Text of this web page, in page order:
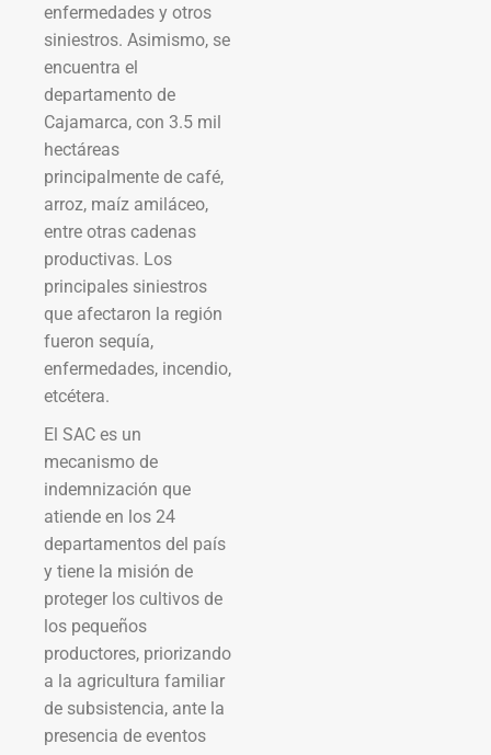
enfermedades y otros
siniestros. Asimismo, se
encuentra el
departamento de
Cajamarca, con 3.5 mil
hectáreas
principalmente de café,
arroz, maíz amiláceo,
entre otras cadenas
productivas. Los
principales siniestros
que afectaron la región
fueron sequía,
enfermedades, incendio,
etcétera.
El SAC es un
mecanismo de
indemnización que
atiende en los 24
departamentos del país
y tiene la misión de
proteger los cultivos de
los pequeños
productores, priorizando
a la agricultura familiar
de subsistencia, ante la
presencia de eventos